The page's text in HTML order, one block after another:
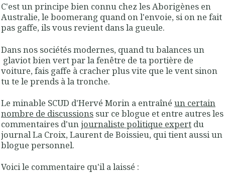
C'est un principe bien connu chez les Aborigènes en
Australie, le boomerang quand on l'envoie, si on ne fait
pas gaffe, ils vous revient dans la gueule.
Dans nos sociétés modernes, quand tu balances un
glaviot bien vert par la fenêtre de ta portière de
voiture, fais gaffe à cracher plus vite que le vent sinon
tu te le prends à la tronche.
Le minable SCUD d'Hervé Morin a entraîné un certain
nombre de discussions sur ce blogue et entre autres les
commentaires d'unjournaliste politique expert du
journal La Croix, Laurent de Boissieu, qui tient aussi un
blogue personnel.
Voici le commentaire qu'il a laissé :